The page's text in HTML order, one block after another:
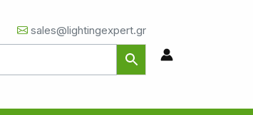
sales@lightingexpert.gr